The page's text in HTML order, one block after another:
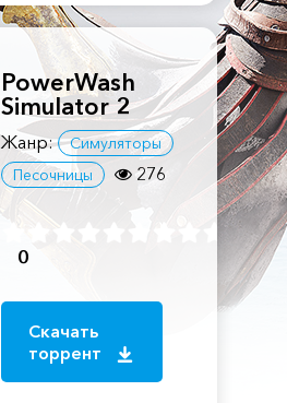
PowerWash
Simulator 2
Жанр:
Симуляторы
Песочницы
276
0
Скачать
торрент